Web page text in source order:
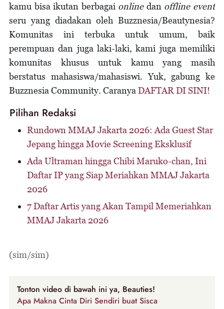
kamu bisa ikutan berbagai onlinedan offline event
seru yang diadakan oleh Buzznesia/Beautynesia?
Komunitas ini terbuka untuk umum, baik
perempuan dan juga laki-laki, kami juga memiliki
komunitas khusus untuk kamu yang masih
berstatus mahasiswa/mahasiswi. Yuk, gabung ke
Buzznesia Community. Caranya DAFTAR DI SINI!
Pilihan Redaksi
Rundown MMAJ Jakarta 2026: Ada Guest Star
Jepang hingga Movie Screening Eksklusif
Ada Ultraman hingga Chibi Maruko-chan, Ini
Daftar IP yang Siap Meriahkan MMAJ Jakarta
2026
7 Daftar Artis yang Akan Tampil Memeriahkan
MMAJ Jakarta 2026
(sim/sim)
Tonton video di bawah ini ya, Beauties!
Apa Makna Cinta Diri Sendiri buat Sisca